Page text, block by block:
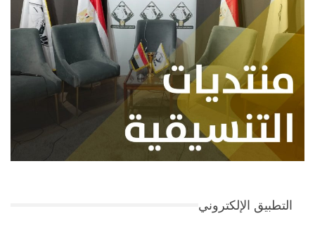
التطبيق الإلكتروني